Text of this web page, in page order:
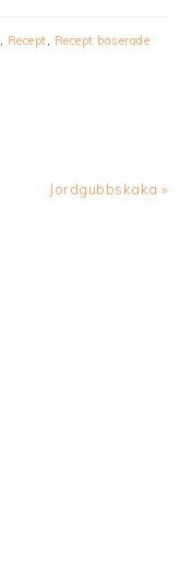
Recept
Recept baserade
Next
Jordgubbskaka »